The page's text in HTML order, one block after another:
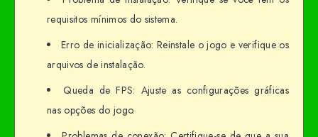
requisitos mínimos do sistema.
Erro de inicialização: Reinstale o jogo e verifique os
arquivos de instalação.
Queda de FPS: Ajuste as configurações gráficas
nas opções do jogo.